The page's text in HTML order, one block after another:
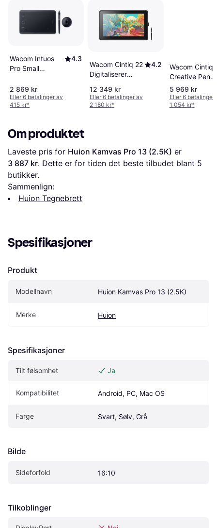
Wacom Intuos
Pro Small
Bluetooth USB
2.0
4.3
2 869 kr
Eller 6 betalinger av
415 kr*
Wacom Cintiq 22
Digitaliserer
4.2
12 349 kr
Eller 6 betalinger av
2 180 kr*
Wacom Cintiq
Creative Pen
Display
5 969 kr
Eller 6 betalinger
1 054 kr*
Om produktet
Laveste pris for Huion Kamvas Pro 13 (2.5K)
3 887 kr. Dette er for tiden det beste tilbudet blant 5
butikker.
Sammenlign:
Huion Tegnebrett
Spesifikasjoner
Produkt
Modellnavn Huion Kamvas Pro 13 (2.5K)
Merke Huion
Spesifikasjoner
Tilt følsomhet Ja
Kompatibilitet Android, PC, Mac OS
Farge Svart, Sølv, Grå
Bilde
Sideforfold 16:10
Tilkoblinger